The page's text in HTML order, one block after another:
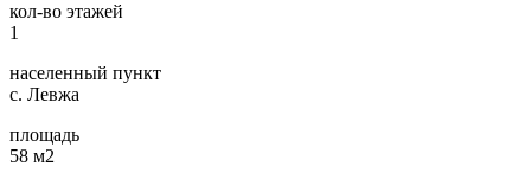
кол-во этажей
1
населенный пункт
с. Левжа
площадь
58 м2